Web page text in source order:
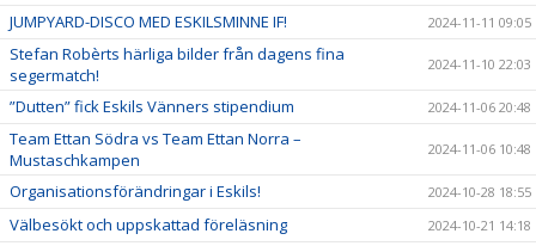
JUMPYARD-DISCO MED ESKILSMINNE IF! 2024-11-11 09:05
Stefan Robèrts härliga bilder från dagens fina
segermatch!
2024-11-10 22:03
”Dutten” fick Eskils Vänners stipendium 2024-11-06 20:48
Team Ettan Södra vs Team Ettan Norra –
Mustaschkampen
2024-11-06 10:48
Organisationsförändringar i Eskils! 2024-10-28 18:55
Välbesökt och uppskattad föreläsning 2024-10-21 14:18